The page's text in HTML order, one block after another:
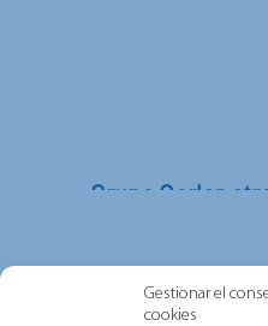
Gestionar el
cookies
Grupo Gorlan
obtaining
certifications